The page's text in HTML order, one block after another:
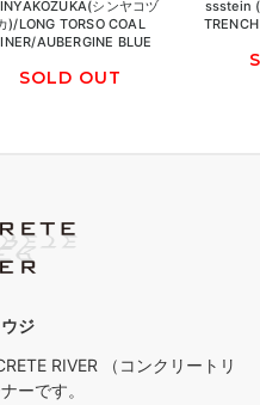
シンヤコヅ
)/LONG TORSO COAL
AUBERGINE BLUE
SOLD OUT
ssstein
ジ
RIVER （コンクリートリ
ーです。